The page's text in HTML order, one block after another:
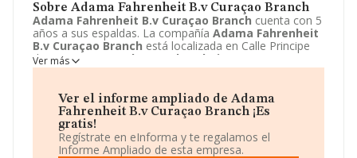
Sobre Adama Fahrenheit B.v Curaçao Branch
Adama Fahrenheit B.v Curaçao Branch cuenta con 5
años a sus espaldas. La compañía Adama Fahrenheit
B.v Curaçao Branch está localizada en Calle Principe
de Vergara, 110.
Adama Fahrenheit B.v Curaçao
Branchtiene un modelo de sociedad Otras entidades
Ver más
Ver el informe ampliado de Adama
Fahrenheit B.v Curaçao Branch ¡Es
gratis!
Regístrate en eInforma y te regalamos el
Informe Ampliado de esta empresa.